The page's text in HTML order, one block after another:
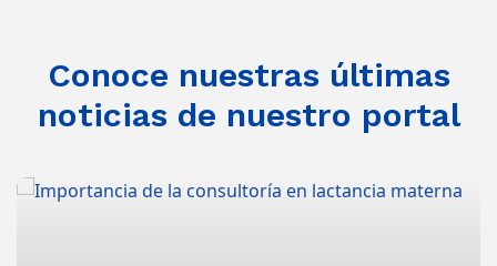
Conoce nuestras últimas
noticias de nuestro portal